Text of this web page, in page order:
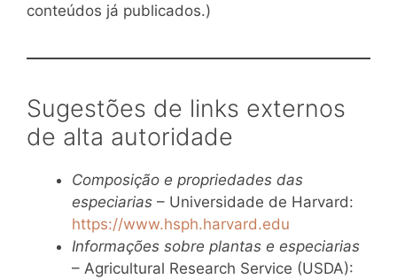
conteúdos já publicados.)
Sugestões de links externos
de alta autoridade
Composição e propriedades das
especiarias – Universidade de Harvard:
https://www.hsph.harvard.edu
Informações sobre plantas e especiarias
– Agricultural Research Service (USDA):